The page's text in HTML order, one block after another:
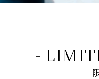
-